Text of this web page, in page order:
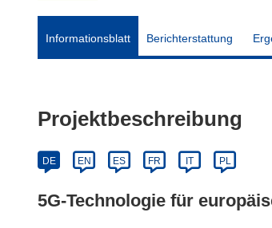
Informationsblatt Berichterstattung
Projektbeschreibung
DE EN ES FR IT PL
5G-Technologie für